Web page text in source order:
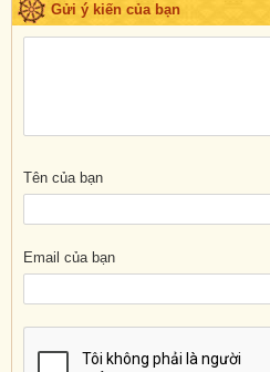
Gửi ý kiến của bạn
Tên của bạn
Email của bạn